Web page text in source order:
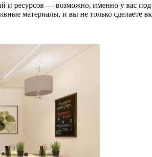
и ресурсов — возможно, именно у вас
материалы, и вы не только сделаете